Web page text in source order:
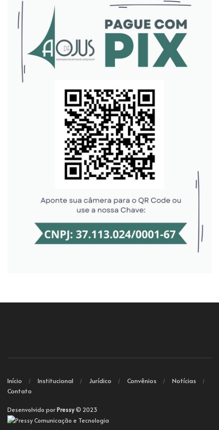
Início Institucional Jurídico Convênios
Notícias
Contato
Desenvolvido porPressy© 2023